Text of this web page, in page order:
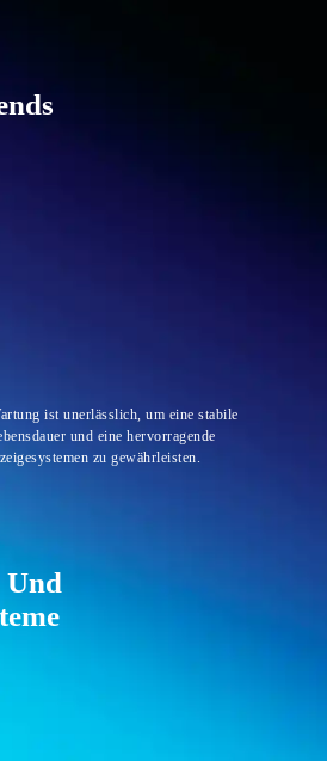
ist unerlässlich, um eine stabile
und eine hervorragende
zu gewährleisten.
Und